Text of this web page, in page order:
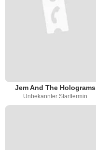
Jem And The Holograms
Unbekannter Starttermin